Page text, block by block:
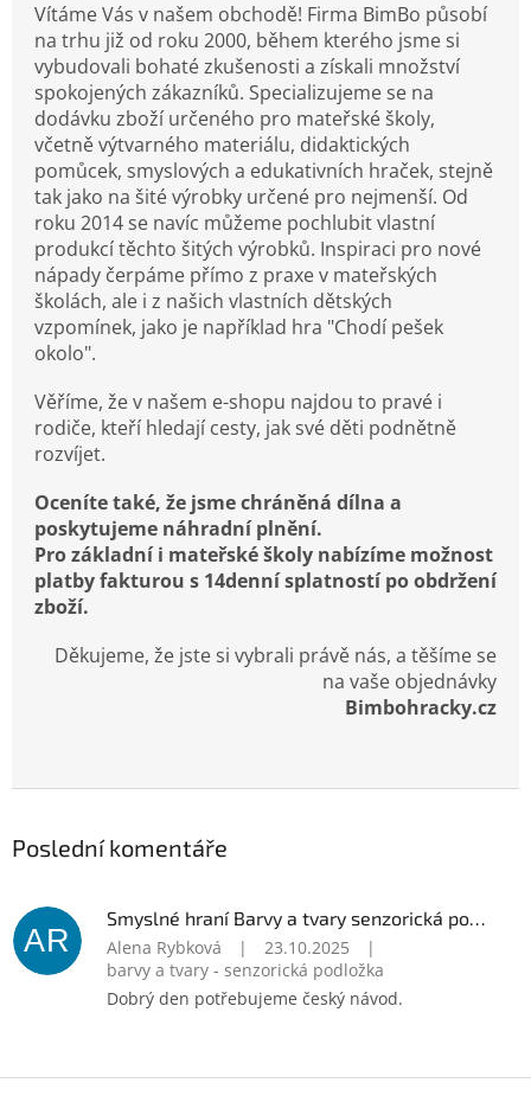
Vítáme Vás v našem obchodě! Firma BimBo působí
na trhu již od roku 2000, během kterého jsme si
vybudovali bohaté zkušenosti a získali množství
spokojených zákazníků. Specializujeme se na
dodávku zboží určeného pro mateřské školy,
včetně výtvarného materiálu, didaktických
pomůcek, smyslových a edukativních hraček, stejně
tak jako na šité výrobky určené pro nejmenší. Od
roku 2014 se navíc můžeme pochlubit vlastní
produkcí těchto šitých výrobků. Inspiraci pro nové
nápady čerpáme přímo z praxe v mateřských
školách, ale i z našich vlastních dětských
vzpomínek, jako je například hra "Chodí pešek
okolo".
Věříme, že v našem e-shopu najdou to pravé i
rodiče, kteří hledají cesty, jak své děti podnětně
rozvíjet.
Oceníte také, že jsme chráněná dílna a
poskytujeme náhradní plnění.
Pro základní i mateřské školy nabízíme možnost
platby fakturou s 14denní splatností po obdržení
zboží.
Děkujeme, že jste si vybrali právě nás, a těšíme se
na vaše objednávky
Bimbohracky.cz
Poslední komentáře
AR
Smyslné hraní Barvy a tvary senzorická podložka
Alena Rybková
| 23.10.2025
|
barvy a tvary - senzorická podložka
Dobrý den potřebujeme český návod.